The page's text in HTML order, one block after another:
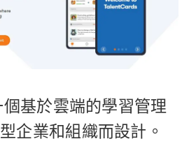
基於雲端的學習管理
企業和組織而設計。